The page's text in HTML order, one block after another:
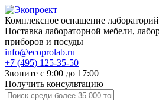
Комплексное оснащение лабораторий
Поставка лабораторной мебели,
приборов и посуды
info@ecoprolab.ru
+7 (495) 125-35-50
Звоните с 9:00 до 17:00
Получить консультацию